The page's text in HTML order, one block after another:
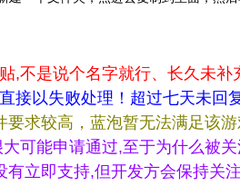
,不是说个名字就行、长久未补
以失败处理！超过七天未回
求较高，蓝泡暂无法满足该
可能申请通过,至于为什么被
立即支持,但开发方会保持关注